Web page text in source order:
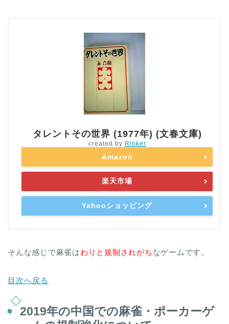
タレントその世界 (1977年) (文春文庫)
created by Rinker
Amazon
楽天市場
Yahooショッピング
そんな感じで麻雀はわりと規制されがち なゲームです。
目次へ戻る
2019年の中国での麻雀・ポーカーゲ